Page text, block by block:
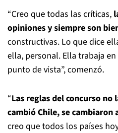
“Creo que todas las críticas,
opiniones y siempre son
constructivas. Lo que dice
ella, personal. Ella trabaja
punto de vista”, comenzó.
“Las reglas del concurso no
cambió Chile, se
creo que todos los países